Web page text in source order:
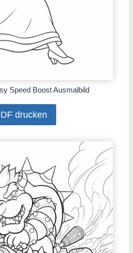
Speed Boost Ausmalbild
drucken